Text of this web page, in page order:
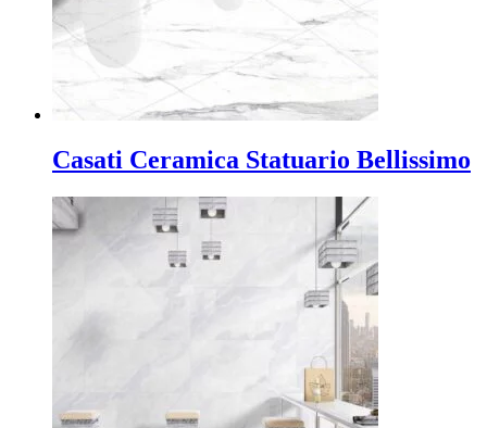
Casati Ceramica Statuario Bellissimo